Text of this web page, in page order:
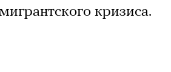
кризиса.